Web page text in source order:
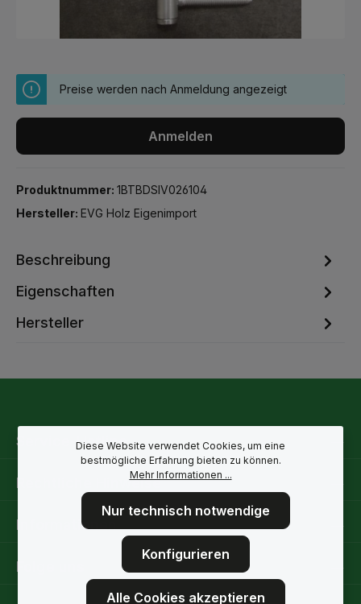
Preise werden nach Anmeldung angezeigt
Anmelden
Produktnummer: 1BTBDSIV026104
Hersteller: EVG Holz Eigenimport
Beschreibung
Eigenschaften
Hersteller
Service-Hotline
Rechtliche Hinweise
Informationen
Folge uns
Diese Website verwendet Cookies, um eine
bestmögliche Erfahrung bieten zu können.
Mehr Informationen ...
Nur technisch notwendige
Konfigurieren
Alle Cookies akzeptieren